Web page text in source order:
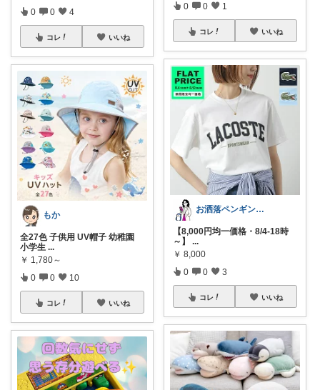
0 0 4
コレ いいね
もか
全27色 子供用 UV帽子 幼稚園
小学生 ...
￥ 1,780～
0 0 10
コレ いいね
0 0 1
コレ いいね
お洒落ペンギン🐧暮らし×ときめき
【8,000円均一価格・8/4-18時
～】
...
￥ 8,000
0 0 3
コレ いいね